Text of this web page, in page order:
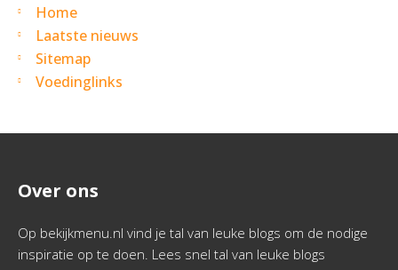
Home
Laatste nieuws
Sitemap
Voedinglinks
Over ons
Op bekijkmenu.nl vind je tal van leuke blogs om de nodige
inspiratie op te doen. Lees snel tal van leuke blogs